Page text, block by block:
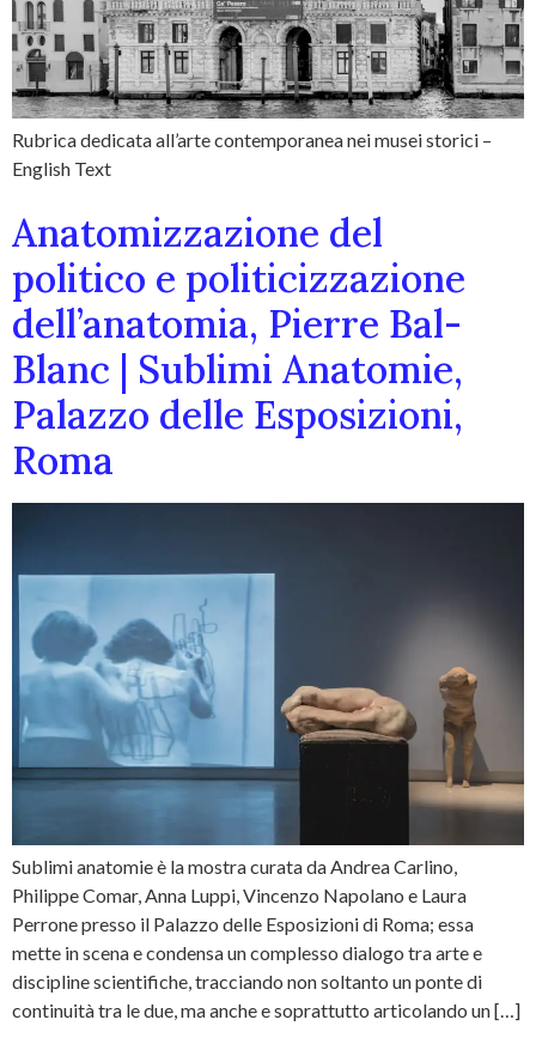
Rubrica dedicata all’arte contemporanea nei musei storici –
English Text
Anatomizzazione del
politico e politicizzazione
dell’anatomia, Pierre Bal-
Blanc | Sublimi Anatomie,
Palazzo delle Esposizioni,
Roma
Sublimi anatomie è la mostra curata da Andrea Carlino,
Philippe Comar, Anna Luppi, Vincenzo Napolano e Laura
Perrone presso il Palazzo delle Esposizioni di Roma; essa
mette in scena e condensa un complesso dialogo tra arte e
discipline scientifiche, tracciando non soltanto un ponte di
continuità tra le due, ma anche e soprattutto articolando un […]